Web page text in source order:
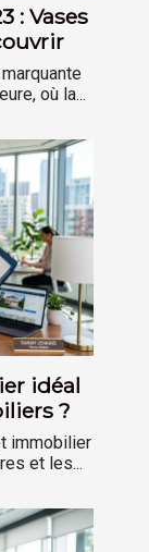
: Vases
où la...
idéal
?
immobilier
et les...